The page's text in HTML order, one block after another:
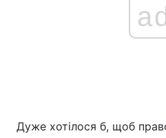
Дуже хотілося б, щоб